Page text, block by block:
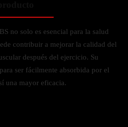
no solo es esencial para la salud
contribuir a mejorar la calidad del
después del ejercicio. Su
ser fácilmente absorbida por el
una mayor eficacia.